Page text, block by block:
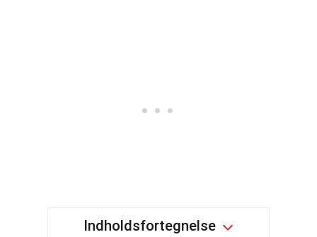
Indholdsfortegnelse